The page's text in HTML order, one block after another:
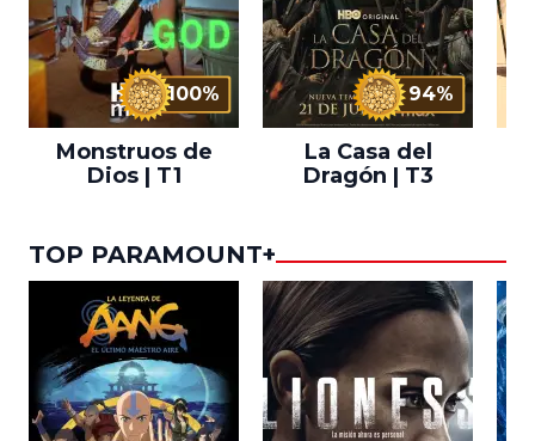
100%
Monstruos de
Dios | T1
94%
La Casa del
Dragón | T3
TOP PARAMOUNT+